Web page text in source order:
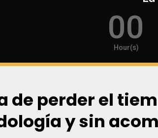
00
Hour(s)
de perder el
y sin